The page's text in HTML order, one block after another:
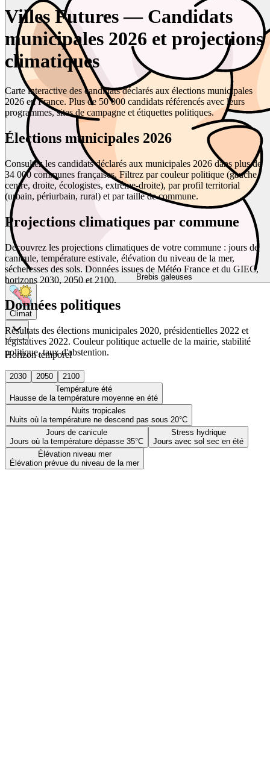
Brebis galeuses
Climat
Horizon temporel
2030 2050
2100
Température été
Hausse de la température moyenne en été
Nuits tropicales
Nuits où la température ne descend pas sous 20°C
Jours de canicule
Jours où la température dépasse 35°C
Stress hydrique
Jours avec sol sec en été
Élévation niveau mer
Élévation prévue du niveau de la mer
Villes Futures — Candidats
municipales 2026 et projections
climatiques
Carte interactive des candidats déclarés aux élections municipales
2026 en France. Plus de 50 000 candidats référencés avec leurs
programmes, sites de campagne et étiquettes politiques.
Élections municipales 2026
Consultez les candidats déclarés aux municipales 2026 dans plus de
34 000 communes françaises. Filtrez par couleur politique (gauche,
centre, droite, écologistes, extrême-droite), par profil territorial
(urbain, périurbain, rural) et par taille de commune.
Projections climatiques par commune
Découvrez les projections climatiques de votre commune : jours de
canicule, température estivale, élévation du niveau de la mer,
sécheresses des sols. Données issues de Météo France et du GIEC,
horizons 2030, 2050 et 2100.
Données politiques
Résultats des élections municipales 2020, présidentielles 2022 et
législatives 2022. Couleur politique actuelle de la mairie, stabilité
politique, taux d'abstention.